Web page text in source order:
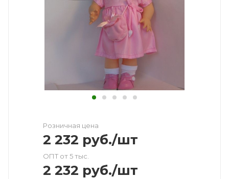
Розничная цена
2 232 руб./шт
ОПТ от 5 тыс.
2 232 руб./шт